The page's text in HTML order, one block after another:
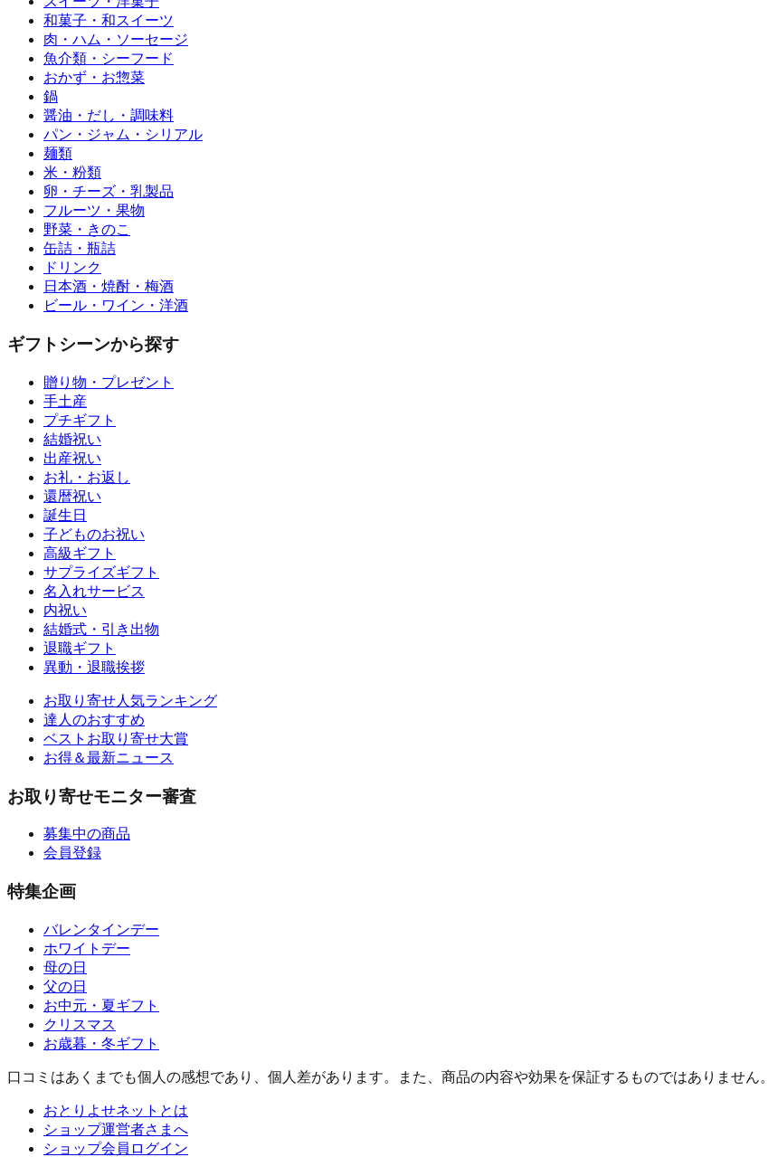
和菓子・和スイーツ
肉・ハム・ソーセージ
魚介類・シーフード
おかず・お惣菜
鍋
醤油・だし・調味料
パン・ジャム・シリアル
麺類
米・粉類
卵・チーズ・乳製品
フルーツ・果物
野菜・きのこ
缶詰・瓶詰
ドリンク
日本酒・焼酎・梅酒
ビール・ワイン・洋酒
ギフトシーンから探す
贈り物・プレゼント
手土産
プチギフト
結婚祝い
出産祝い
お礼・お返し
還暦祝い
誕生日
子どものお祝い
高級ギフト
サプライズギフト
名入れサービス
内祝い
結婚式・引き出物
退職ギフト
異動・退職挨拶
お取り寄せ人気ランキング
達人のおすすめ
ベストお取り寄せ大賞
お得＆最新ニュース
お取り寄せモニター審査
募集中の商品
会員登録
特集企画
バレンタインデー
ホワイトデー
母の日
父の日
お中元・夏ギフト
クリスマス
お歳暮・冬ギフト
口コミはあくまでも個人の感想であり、個人差があります。また、商品の内容や効果を保証するものではありません。
おとりよせネットとは
ショップ運営者さまへ
ショップ会員ログイン